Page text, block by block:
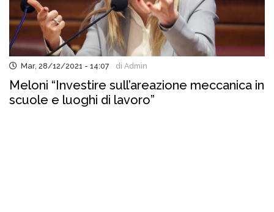
Mar, 28/12/2021 - 14:07 di Admin
Meloni “Investire sull’areazione meccanica in
scuole e luoghi di lavoro”